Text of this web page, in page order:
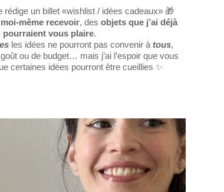
rédige un billet «wishlist / idées cadeaux» 🎁
même recevoir, desobjets que j’ai déjà
pourraient vous plaire.
les idées ne pourront pas convenir àtous,
ou de budget… mais j’ai l’espoir que vous
certaines idées pourront être cueillies✨